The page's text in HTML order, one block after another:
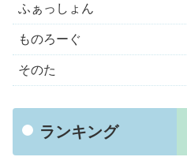
ふぁっしょん
ものろーぐ
そのた
ランキング